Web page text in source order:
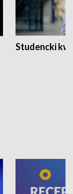
Studencki